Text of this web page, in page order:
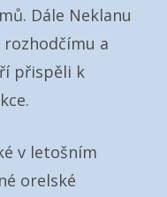
Dále Neklanu
a
přispěli k
v letošním
orelské